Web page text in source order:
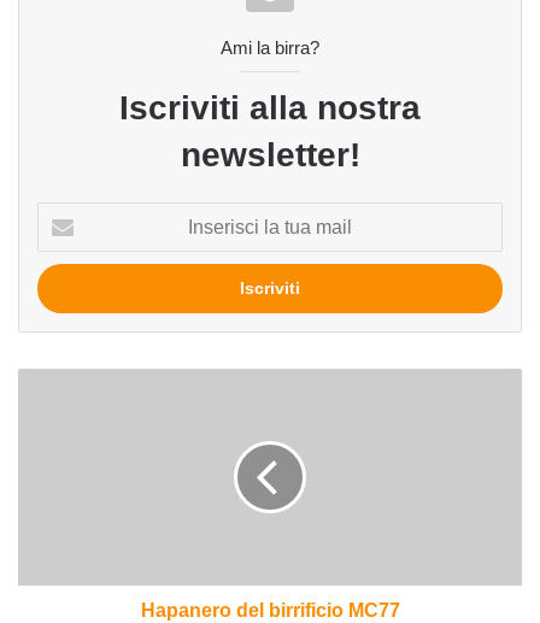
Ami la birra?
Iscriviti alla nostra
newsletter!
tua
mail
Hapanero del birrificio MC77